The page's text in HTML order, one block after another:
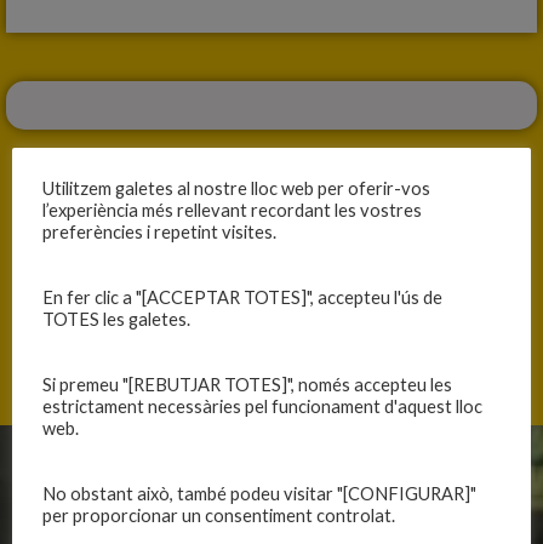
LA INFERMERIA DEL CADET B FEMENÍ S’EMPLENA
Història
Utilitzem galetes al nostre lloc web per oferir-vos
l’experiència més rellevant recordant les vostres
preferències i repetint visites.
En fer clic a "[ACCEPTAR TOTES]", accepteu l'ús de
TOTES les galetes.
Si premeu "[REBUTJAR TOTES]", només accepteu les
estrictament necessàries pel funcionament d'aquest lloc
web.
No obstant això, també podeu visitar "[CONFIGURAR]"
per proporcionar un consentiment controlat.